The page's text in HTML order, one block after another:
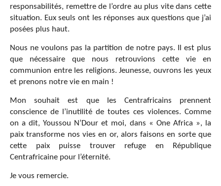
responsabilités, remettre de l’ordre au plus vite dans cette
situation. Eux seuls ont les réponses aux questions que j’ai
posées plus haut.
Nous ne voulons pas la partition de notre pays. Il est plus
que nécessaire que nous retrouvions cette vie en
communion entre les religions. Jeunesse, ouvrons les yeux
et prenons notre vie en main !
Mon souhait est que les Centrafricains prennent
conscience de l’inutilité de toutes ces violences. Comme
on a dit, Youssou N’Dour et moi, dans « One Africa », la
paix transforme nos vies en or, alors faisons en sorte que
cette paix puisse trouver refuge en République
Centrafricaine pour l’éternité.
Je vous remercie.